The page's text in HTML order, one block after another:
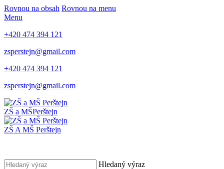
Rovnou na obsah Rovnou na menu
Menu
+420 474 394 121
zsperstejn@gmail.com
+420 474 394 121
zsperstejn@gmail.com
ZŠ a MŠPerštejn
ZŠ A MŠ Perštejn
Hledaný výraz